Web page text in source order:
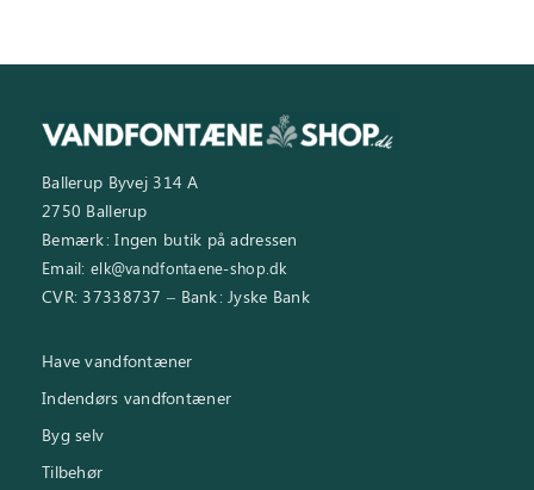
Ballerup Byvej 314 A
2750 Ballerup
Bemærk: Ingen butik på adressen
Email: elk@vandfontaene-shop.dk
CVR: 37338737 – Bank: Jyske Bank
Have vandfontæner
Indendørs vandfontæner
Byg selv
Tilbehør